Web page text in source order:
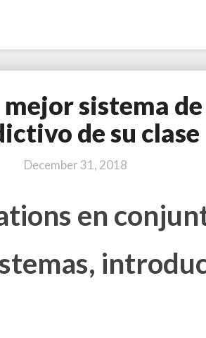
B
r
a
n
n
,
e
sistema
de su clase
December 31, 2018
en